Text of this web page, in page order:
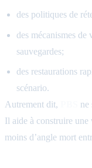
des politiques de
des mécanismes
sauvegardes;
des restaurations
scénario.
Autrement dit,
ne
Il aide à construire une
moins d’angle mort